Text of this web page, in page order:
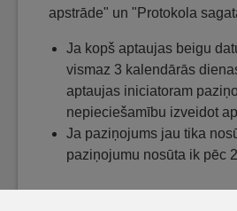
apstrāde" un "Protokola
Ja kopš aptaujas beigu
vismaz 3 kalendārās
aptaujas iniciatoram
nepieciešamību izveidot
Ja paziņojums jau tika
paziņojumu nosūta ik pēc